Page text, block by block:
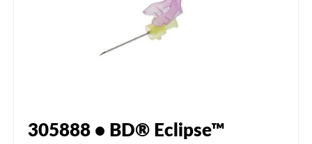
305888 • BD® Eclipse™